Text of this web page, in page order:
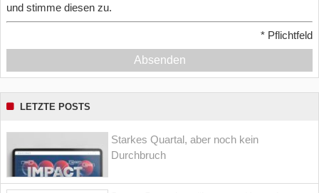
und stimme diesen zu.
* Pflichtfeld
Absenden
LETZTE POSTS
Starkes Quartal, aber noch kein
Durchbruch